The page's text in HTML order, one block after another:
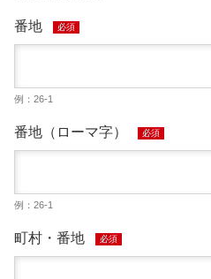
番地 必須
例：26-1
番地（ローマ字） 必須
例：26-1
町村・番地 必須